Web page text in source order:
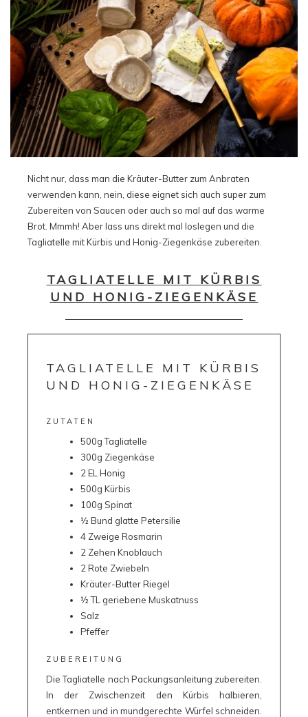
Nicht nur, dass man die Kräuter-Butter zum Anbraten
verwenden kann, nein, diese eignet sich auch super zum
Zubereiten von Saucen oder auch so mal auf das warme
Brot. Mmmh! Aber lass uns direkt mal loslegen und die
Tagliatelle mit Kürbis und Honig-Ziegenkäse zubereiten.
TAGLIATELLE MIT KÜRBIS
UND HONIG-ZIEGENKÄSE
TAGLIATELLE MIT KÜRBIS
UND HONIG-ZIEGENKÄSE
ZUTATEN
500g Tagliatelle
300g Ziegenkäse
2 EL Honig
500g Kürbis
100g Spinat
½ Bund glatte Petersilie
4 Zweige Rosmarin
2 Zehen Knoblauch
2 Rote Zwiebeln
Kräuter-Butter Riegel
½ TL geriebene Muskatnuss
Salz
Pfeffer
ZUBEREITUNG
Die Tagliatelle nach Packungsanleitung zubereiten.
In der Zwischenzeit den Kürbis halbieren,
entkernen und in mundgerechte Würfel schneiden.